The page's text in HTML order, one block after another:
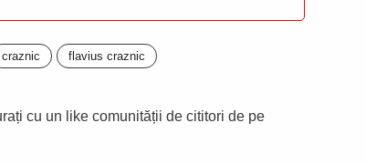
craznic flavius craznic
cu un like comunității de cititori de pe